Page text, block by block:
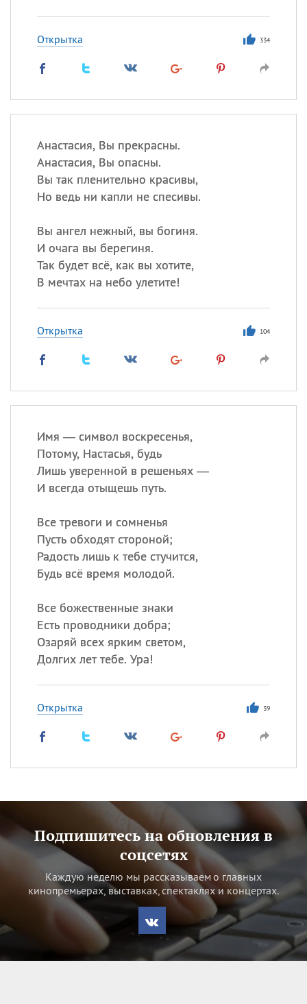
Открытка 334
Анастасия, Вы прекрасны.
Анастасия, Вы опасны.
Вы так пленительно красивы,
Но ведь ни капли не спесивы.
Вы ангел нежный, вы богиня.
И очага вы берегиня.
Так будет всё, как вы хотите,
В мечтах на небо улетите!
Открытка 104
Имя — символ воскресенья,
Потому, Настасья, будь
Лишь уверенной в решеньях —
И всегда отыщешь путь.
Все тревоги и сомненья
Пусть обходят стороной;
Радость лишь к тебе стучится,
Будь всё время молодой.
Все божественные знаки
Есть проводники добра;
Озаряй всех ярким светом,
Долгих лет тебе. Ура!
Открытка 39
Подпишитесь на обновления в
соцсетях
Каждую неделю мы рассказываем о главных
кинопремьерах, выставках, спектаклях и концертах.